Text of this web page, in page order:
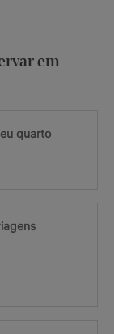
em
quarto